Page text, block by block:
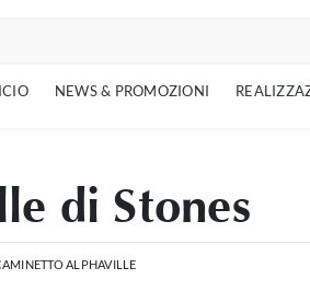
NEWS & PROMOZIONI
di Stones
ALPHAVILLE